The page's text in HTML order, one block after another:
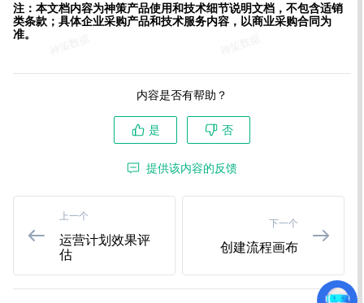
注：本文档内容为神策产品使用和技术细节说明文档，不包含适销
类条款；具体企业采购产品和技术服务内容，以商业采购合同为
准。
内容是否有帮助？
是 否
提供该内容的反馈
上一个
运营计划效果评
估
下一个
创建流程画布